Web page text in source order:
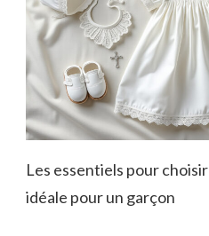
Les essentiels pour
idéale pour un garçon